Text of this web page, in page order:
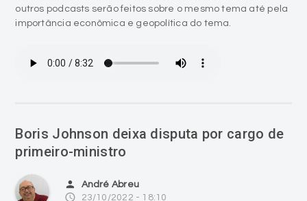
outros podcasts serão feitos sobre o mesmo tema até pela
importância econômica e geopolítica do tema.
Boris Johnson deixa disputa por cargo de
primeiro-ministro
person André Abreu
access_time 23/10/2022 - 18:10